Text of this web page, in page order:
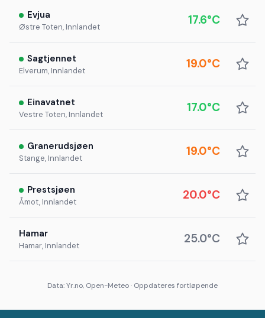
Evjua
Østre Toten, Innlandet 17.6°C
Sagtjennet
Elverum, Innlandet 19.0°C
Einavatnet
Vestre Toten, Innlandet 17.0°C
Granerudsjøen
Stange, Innlandet 19.0°C
Prestsjøen
Åmot, Innlandet 20.0°C
Hamar
Hamar, Innlandet 25.0°C
Data: Yr.no, Open-Meteo · Oppdateres fortløpende